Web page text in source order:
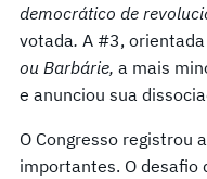
democrático de
votada. A #3,
ou Barbárie, a mais
e anunciou sua
O Congresso registrou
importantes. O desafio